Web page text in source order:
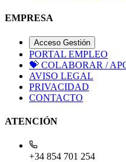
EMPRESA
Acceso Gestión
PORTAL EMPLEO
💝 COLABORAR /
AVISO LEGAL
PRIVACIDAD
CONTACTO
ATENCIÓN
+34 854 701 254